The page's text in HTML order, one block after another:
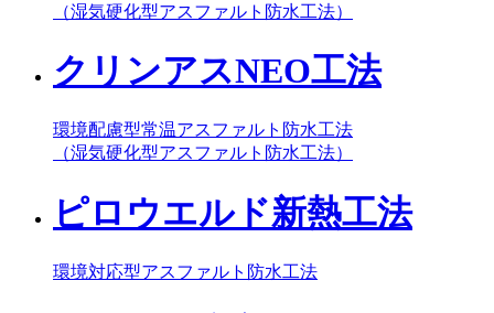
（湿気硬化型アスファルト防水工法）
クリンアスNEO工法
環境配慮型常温アスファルト防水工法
（湿気硬化型アスファルト防水工法）
ピロウエルド新熱工法
環境対応型アスファルト防水工法